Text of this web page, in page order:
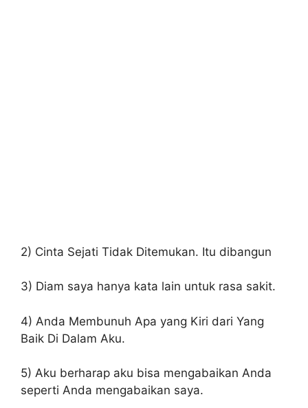
2) Cinta Sejati Tidak Ditemukan. Itu dibangun
3) Diam saya hanya kata lain untuk rasa sakit.
4) Anda Membunuh Apa yang Kiri dari Yang
Baik Di Dalam Aku.
5) Aku berharap aku bisa mengabaikan Anda
seperti Anda mengabaikan saya.